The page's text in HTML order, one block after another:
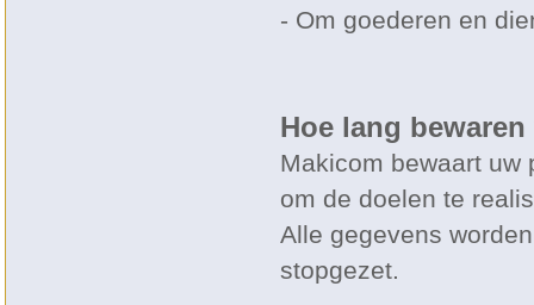
- Om goederen en
Hoe lang
Makicom bewaart uw
om de doelen te
Alle gegevens
stopgezet.